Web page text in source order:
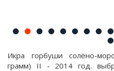
Икра горбуши солёно-
грамм) II - 2014 год.